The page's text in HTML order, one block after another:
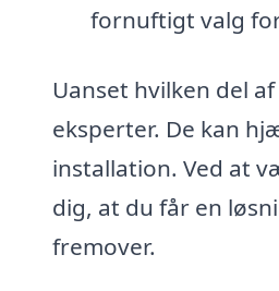
fornuftigt valg
Uanset hvilken del
eksperter. De kan
installation. Ved at
dig, at du får en
fremover.